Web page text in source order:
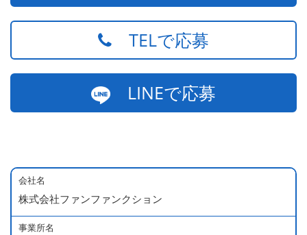
TELで応募
LINEで応募
会社名
株式会社ファンファンクション
事業所名